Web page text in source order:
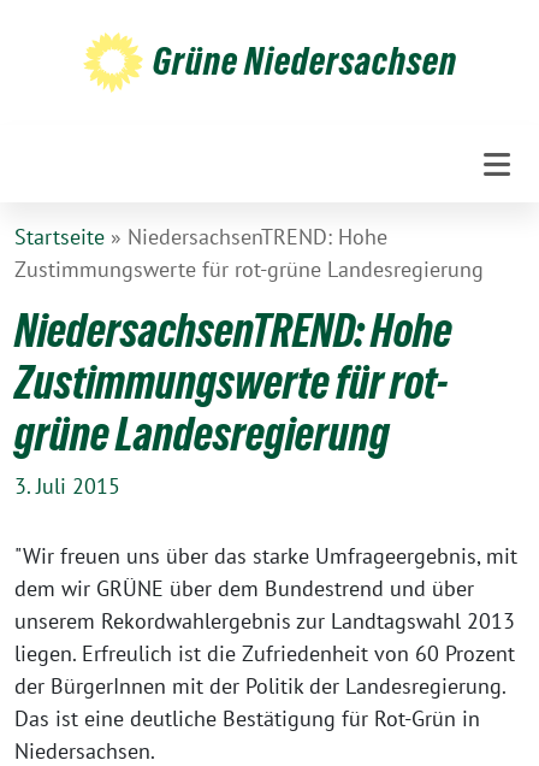
Grüne Niedersachsen
Startseite » NiedersachsenTREND: Hohe
Zustimmungswerte für rot-grüne Landesregierung
NiedersachsenTREND: Hohe
Zustimmungswerte für rot-
grüne Landesregierung
3. Juli 2015
"Wir freuen uns über das starke Umfrageergebnis, mit
dem wir GRÜNE über dem Bundestrend und über
unserem Rekordwahlergebnis zur Landtagswahl 2013
liegen. Erfreulich ist die Zufriedenheit von 60 Prozent
der BürgerInnen mit der Politik der Landesregierung.
Das ist eine deutliche Bestätigung für Rot-Grün in
Niedersachsen.